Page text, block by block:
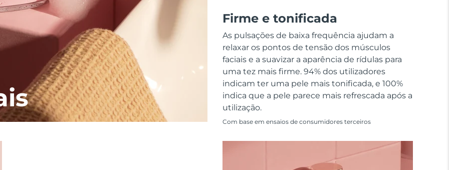
Firme e tonificada
As pulsações de baixa frequência ajudam a
relaxar os pontos de tensão dos músculos
faciais e a suavizar a aparência de rídulas para
uma tez mais firme. 94% dos utilizadores
indicam ter uma pele mais tonificada, e 100%
indica que a pele parece mais refrescada após a
utilização.
Com base em ensaios de consumidores terceiros